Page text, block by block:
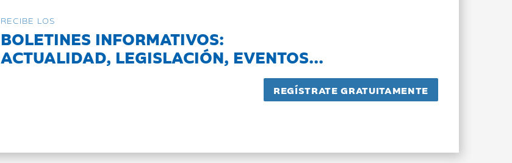
RECIBE LOS
BOLETINES INFORMATIVOS:
ACTUALIDAD, LEGISLACIÓN, EVENTOS...